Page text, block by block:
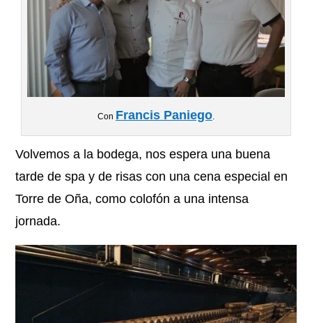
Con Francis Paniego.
Volvemos a la bodega, nos espera una buena
tarde de spa y de risas con una cena especial en
Torre de Oña, como colofón a una intensa
jornada.